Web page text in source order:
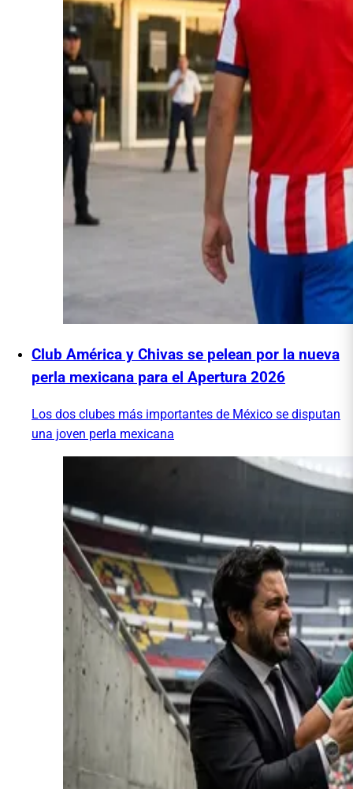
Club América y Chivas se pelean por la nueva
perla mexicana para el Apertura 2026
Los dos clubes más importantes de México se disputan
una joven perla mexicana